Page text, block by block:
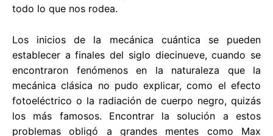
todo lo que nos rodea.
Los inicios de la mecánica cuántica se pueden
establecer a finales del siglo diecinueve, cuando se
encontraron fenómenos en la naturaleza que la
mecánica clásica no pudo explicar, como el efecto
fotoeléctrico o la radiación de cuerpo negro, quizás
los más famosos. Encontrar la solución a estos
problemas obligó a grandes mentes como Max